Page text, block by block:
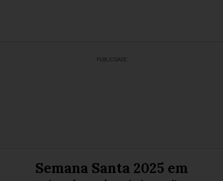
PUBLICIDADE
Semana Santa 2025 em